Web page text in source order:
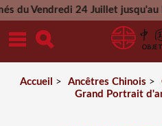
Vendredi 24 Juillet jusqu'au
Mercredi
Accueil > Ancêtres Chinois >
Grand Portrait